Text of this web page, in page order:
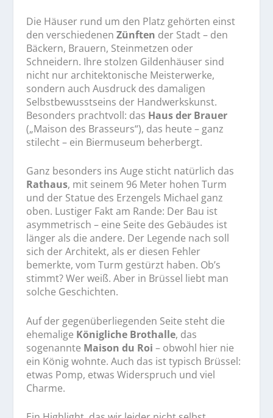
Die Häuser rund um den Platz gehörten einst
den verschiedenen Zünften der Stadt – den
Bäckern, Brauern, Steinmetzen oder
Schneidern. Ihre stolzen Gildenhäuser sind
nicht nur architektonische Meisterwerke,
sondern auch Ausdruck des damaligen
Selbstbewusstseins der Handwerkskunst.
Besonders prachtvoll: das Haus der Brauer
(„Maison des Brasseurs“), das heute – ganz
stilecht – ein Biermuseum beherbergt.
Ganz besonders ins Auge sticht natürlich das
Rathaus, mit seinem 96 Meter hohen Turm
und der Statue des Erzengels Michael ganz
oben. Lustiger Fakt am Rande: Der Bau ist
asymmetrisch – eine Seite des Gebäudes ist
länger als die andere. Der Legende nach soll
sich der Architekt, als er diesen Fehler
bemerkte, vom Turm gestürzt haben. Ob’s
stimmt? Wer weiß. Aber in Brüssel liebt man
solche Geschichten.
Auf der gegenüberliegenden Seite steht die
ehemalige Königliche Brothalle, das
sogenannte Maison du Roi – obwohl hier nie
ein König wohnte. Auch das ist typisch Brüssel:
etwas Pomp, etwas Widerspruch und viel
Charme.